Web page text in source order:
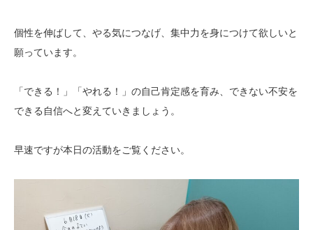
個性を伸ばして、やる気につなげ、集中力を身につけて欲しいと
願っています。
「できる！」「やれる！」の自己肯定感を育み、できない不安を
できる自信へと変えていきましょう。
早速ですが本日の活動をご覧ください。